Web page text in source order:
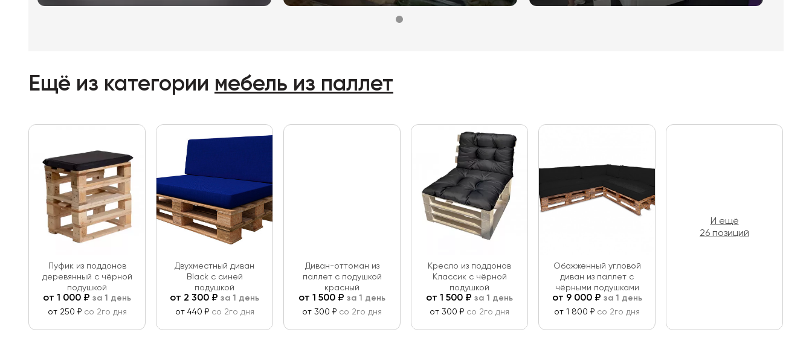
Ещё из категории мебель из паллет
Пуфик из поддонов
деревянный с чёрной
подушкой
от 1 000 ₽ за 1 день
от 250 ₽ со 2го дня
Двухместный диван
Black с синей
подушкой
от 2 300 ₽ за 1 день
от 440 ₽ со 2го дня
Диван-оттоман из
паллет с подушкой
красный
от 1 500 ₽ за 1 день
от 300 ₽ со 2го дня
Кресло из поддонов
Классик с чёрной
подушкой
от 1 500 ₽ за 1 день
от 300 ₽ со 2го дня
Обожженный угловой
диван из паллет с
чёрными подушками
от 9 000₽ за 1 день
от 1 800 ₽ со 2го дня
И ещё
26 позиций